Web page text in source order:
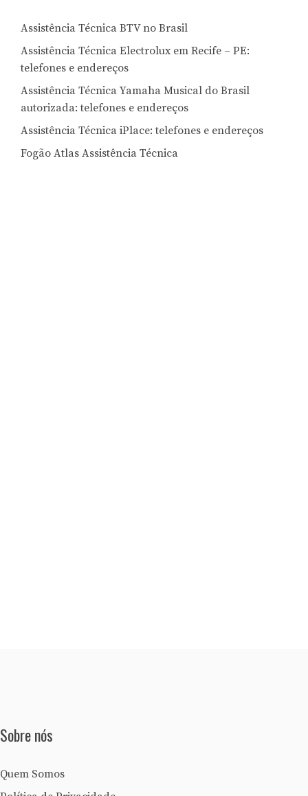
Assistência Técnica BTV no Brasil
Assistência Técnica Electrolux em Recife – PE:
telefones e endereços
Assistência Técnica Yamaha Musical do Brasil
autorizada: telefones e endereços
Assistência Técnica iPlace: telefones e endereços
Fogão Atlas Assistência Técnica
Sobre nós
Quem Somos